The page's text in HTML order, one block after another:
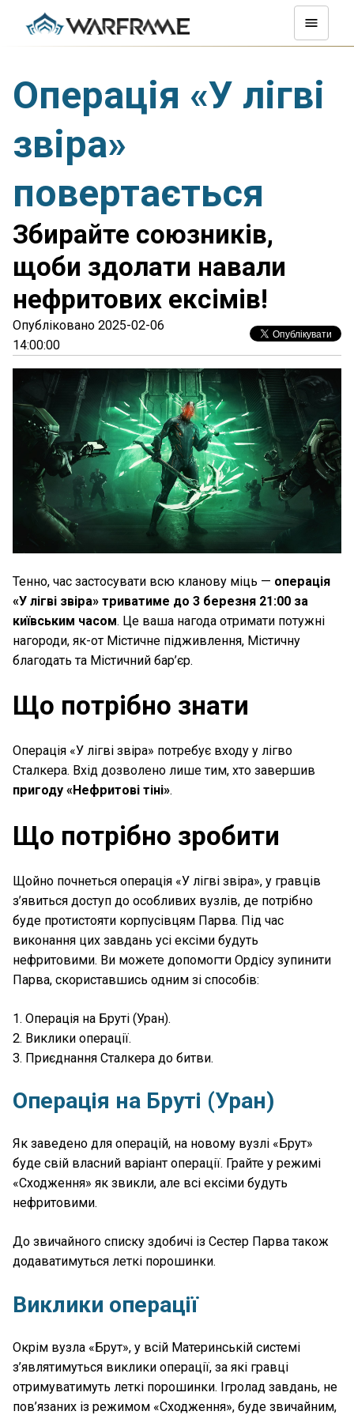
Операція «У лігві
звіра»
повертається
Збирайте союзників,
щоби здолати навали
нефритових ексімів!
Опубліковано 2025-02-06
14:00:00
Тенно, час застосувати всю кланову міць — операція
«У лігві звіра» триватиме до 3 березня 21:00 за
київським часом. Це ваша нагода отримати потужні
нагороди, як-от Містичне підживлення, Містичну
благодать та Містичний бар’єр.
Що потрібно знати
Операція «У лігві звіра» потребує входу у лігво
Сталкера. Вхід дозволено лише тим, хто завершив
пригоду «Нефритові тіні».
Що потрібно зробити
Щойно почнеться операція «У лігві звіра», у гравців
з’явиться доступ до особливих вузлів, де потрібно
буде протистояти корпусівцям Парва. Під час
виконання цих завдань усі ексіми будуть
нефритовими. Ви можете допомогти Ордісу зупинити
Парва, скориставшись одним зі способів:
1. Операція на Бруті (Уран).
2. Виклики операції.
3. Приєднання Сталкера до битви.
Операція на Бруті (Уран)
Як заведено для операцій, на новому вузлі «Брут»
буде свій власний варіант операції. Грайте у режимі
«Сходження» як звикли, але всі ексіми будуть
нефритовими.
До звичайного списку здобичі із Сестер Парва також
додаватимуться леткі порошинки.
Виклики операції
Окрім вузла «Брут», у всій Материнській системі
з’являтимуться виклики операції, за які гравці
отримуватимуть леткі порошинки. Ігролад завдань, не
пов’язаних із режимом «Сходження», буде звичайним,